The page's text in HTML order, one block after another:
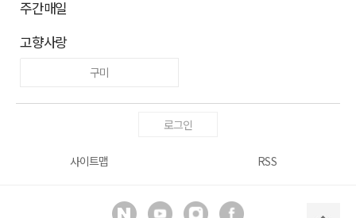
주간매일
고향사랑
구미
로그인
사이트맵 RSS